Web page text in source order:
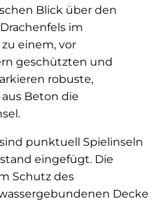
Blick über den
im
einem, vor
geschützten und
robuste,
Beton die
punktuell Spielinseln
eingefügt. Die
Schutz des
Decke